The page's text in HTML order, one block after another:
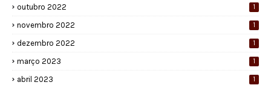
outubro 2022 1
novembro 2022 1
dezembro 2022 1
março 2023 1
abril 2023 1